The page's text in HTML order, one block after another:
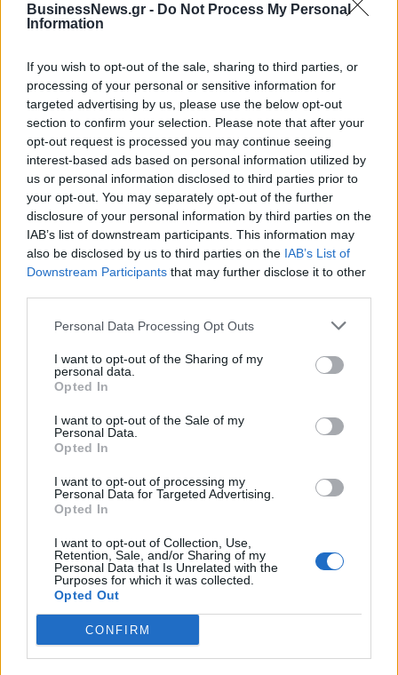
BusinessNews.gr - Do Not Process My Personal
Information
If you wish to opt-out of the sale, sharing to third parties, or
processing of your personal or sensitive information for
targeted advertising by us, please use the below opt-out
section to confirm your selection. Please note that after your
opt-out request is processed you may continue seeing
interest-based ads based on personal information utilized by
us or personal information disclosed to third parties prior to
your opt-out. You may separately opt-out of the further
disclosure of your personal information by third parties on the
IAB’s list of downstream participants. This information may
also be disclosed by us to third parties on the IAB’s List of
Downstream Participants that may further disclose it to other
Personal Data Processing Opt Outs
I want to opt-out of the Sharing of my
personal data.
Opted In
I want to opt-out of the Sale of my
Personal Data.
Opted In
I want to opt-out of processing my
Personal Data for Targeted Advertising.
Opted In
I want to opt-out of Collection, Use,
Retention, Sale, and/or Sharing of my
Personal Data that Is Unrelated with the
Purposes for which it was collected.
Opted Out
CONFIRM
ΔΗΜΟΦΙΛΗ
Β.Σ. Καρούλιας: Τζίρος 98,7 εκατ. ευρώ και
αύξηση κερδών 57% - Τα νέα στοιχήματα σε low
& non alcohol
06/08/2026 - 11:48 ΕΠΙΧΕΙΡΗΣΕΙΣ
Metlen: Ρεκόρ EBITDA στο α' εξάμηνο, στα 550
εκατ. ευρώ – Καθαρά κέρδη 313 εκατ. ευρώ
06/08/2026 - 09:12 ΕΠΙΧΕΙΡΗΣΕΙΣ
HELLENiQ ENERGY: Κέρδη 393 εκατ. ευρώ στο α'
εξάμηνο – Στα 734 εκατ. ευρώ τα EBITDA
06/08/2026 - 08:05 ΕΠΙΧΕΙΡΗΣΕΙΣ
Ρωσία: Η Μόσχα δηλώνει ότι κατέρριψε 605
ουκρανικά drones τη νύχτα - Ελαφρές ζημιές σε
αποθήκη της Wildberries
06/08/2026 - 10:30
Χρηματοδότηση 8 εκατ. ευρώ σε 843 μέσα
ενημέρωσης- Ξεκίνησε το πενταετές πρόγραμμα
06/08/2026 - 13:05 ΕΠΙΧΕΙΡΗΣΕΙΣ
DIRECTION BUSINESS NETWORK